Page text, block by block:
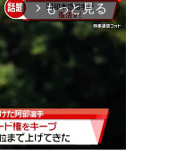
arrow_forward_ios もっと見る